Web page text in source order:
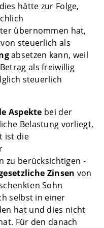
hätte zur Folge,
übernommen hat,
steuerlich als
absetzen kann, weil
als freiwillig
steuerlich
Aspekte bei der
Belastung vorliegt,
ist die
zu berücksichtigen -
Zinsen von
Sohn
selbst in einer
hat und dies nicht
Für den danach